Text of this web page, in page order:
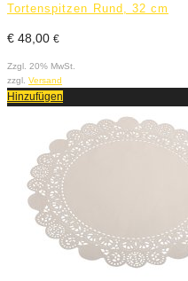
Tortenspitzen Rund, 32 cm
€ 48,00 €
Zzgl. 20% MwSt.
zzgl. Versand
Hinzufügen